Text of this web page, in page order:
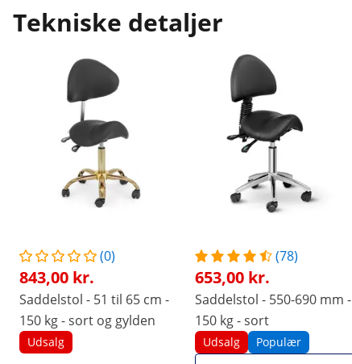
Tekniske detaljer
(0)
843,00 kr.
Saddelstol - 51 til 65 cm -
150 kg - sort og gylden
Udsalg
(78)
653,00 kr.
Saddelstol - 550-690 mm -
150 kg - sort
Udsalg Populær